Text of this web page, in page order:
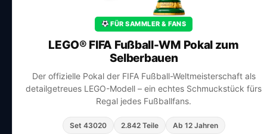
FÜR SAMMLER & FANS
LEGO® FIFA Fußball-WM Pokal zum
Selberbauen
Der offizielle Pokal der FIFA Fußball-Weltmeisterschaft als
detailgetreues LEGO-Modell – ein echtes Schmuckstück fürs
Regal jedes Fußballfans.
Set 43020 2.842 Teile Ab 12 Jahren